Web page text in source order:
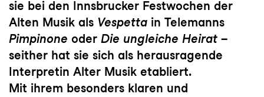
sie bei den Innsbrucker Festwochen der
Alten Musik als Vespetta in Telemanns
Pimpinone oder Die ungleiche Heirat –
seither hat sie sich als herausragende
Interpretin Alter Musik etabliert.
Mit ihrem besonders klaren und